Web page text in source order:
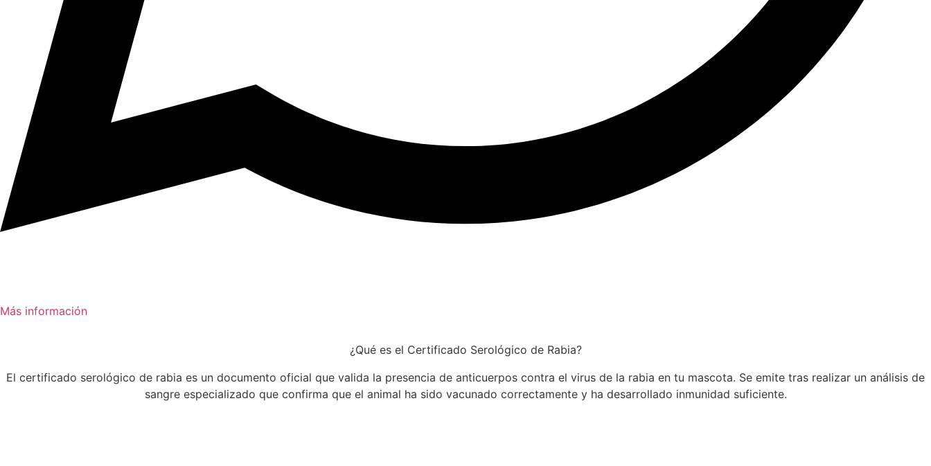
Más información
¿Qué es el Certificado Serológico de Rabia?
El certificado serológico de rabia es un documento oficial que valida la presencia de anticuerpos contra el virus de la rabia en tu mascota. Se emite tras realizar un análisis de
sangre especializado que confirma que el animal ha sido vacunado correctamente y ha desarrollado inmunidad suficiente.